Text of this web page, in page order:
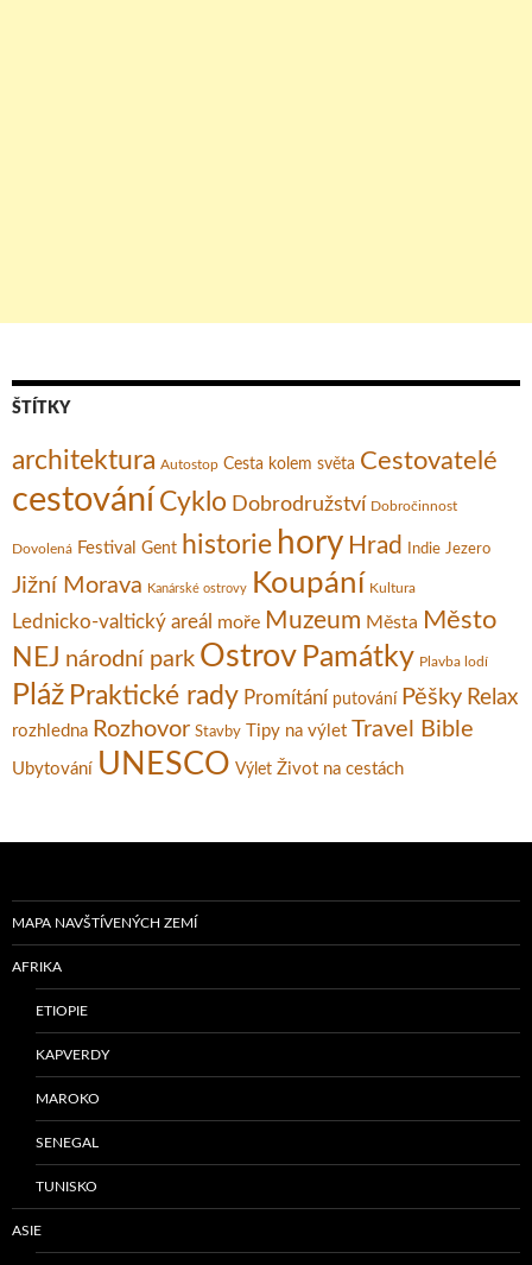
ŠTÍTKY
architektura Autostop Cesta kolem světa Cestovatelé
cestování Cyklo Dobrodružství Dobročinnost
Dovolená Festival Gent historie hory Hrad Indie Jezero
Jižní Morava Kanárské ostrovy Koupání Kultura
Lednicko-valtický areál moře Muzeum Města Město
NEJ národní park Ostrov Památky Plavba lodí
Pláž Praktické rady Promítání putování Pěšky Relax
rozhledna Rozhovor Stavby Tipy na výlet Travel Bible
Ubytování UNESCO Výlet Život na cestách
MAPA NAVŠTÍVENÝCH ZEMÍ
AFRIKA
ETIOPIE
KAPVERDY
MAROKO
SENEGAL
TUNISKO
ASIE